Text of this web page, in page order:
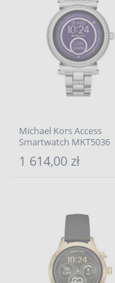
Michael Kors Access
Smartwatch MKT5036
1 614,00 zł